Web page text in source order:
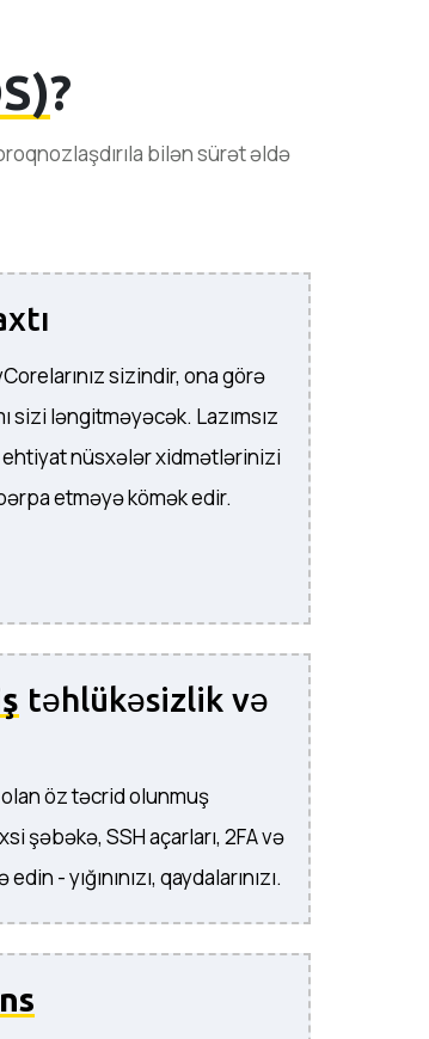
?
bilən sürət əldə
sizindir, ona görə
sizi ləngitməyəcək. Lazımsız
nüsxələr xidmətlərinizi
etməyə kömək edir.
təhlükəsizlik və
öz təcrid olunmuş
şəbəkə, SSH açarları, 2FA və
- yığınınızı, qaydalarınızı.